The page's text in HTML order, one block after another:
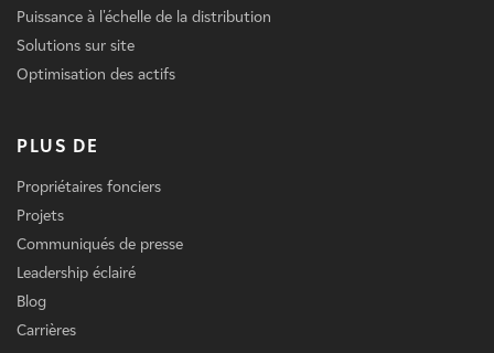
Puissance à l'échelle de la distribution
Solutions sur site
Optimisation des actifs
PLUS DE
Propriétaires fonciers
Projets
Communiqués de presse
Leadership éclairé
Blog
Carrières